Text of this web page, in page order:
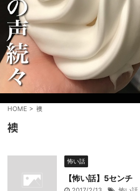
HOME > 襖
襖
怖い話
【怖い話】5センチ